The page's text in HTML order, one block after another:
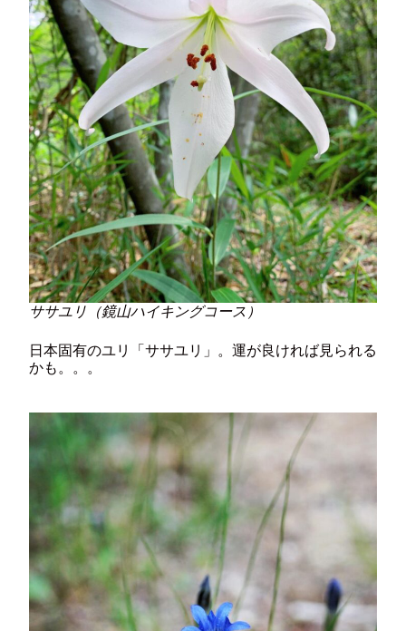
ササユリ（鏡山ハイキングコース）
日本固有のユリ「ササユリ」。運が良ければ見られる
かも。。。